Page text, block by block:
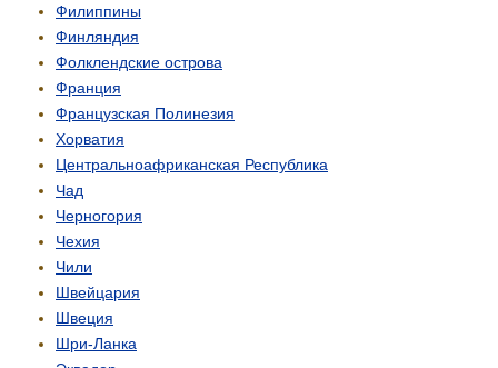
Филиппины
Финляндия
Фолклендские острова
Франция
Французская Полинезия
Хорватия
Центрально­африканская Республика
Чад
Черногория
Чехия
Чили
Швейцария
Швеция
Шри-Ланка